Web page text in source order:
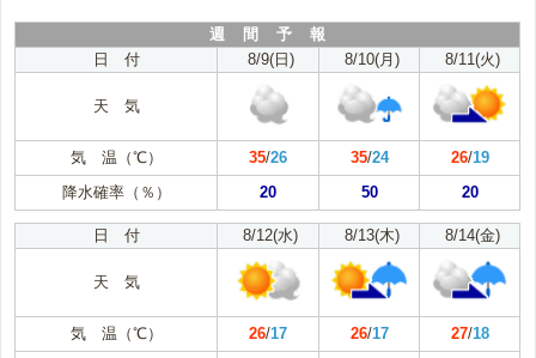
週 間 予 報
日 付
8/9(日) 8/10(月) 8/11(火)
天 気
気 温（℃） 35/26 35/24 26/19
降水確率（％）
20 50 20
日 付 8/12(水) 8/13(木) 8/14(金)
天 気
気 温（℃） 26/17 26/17 27/18